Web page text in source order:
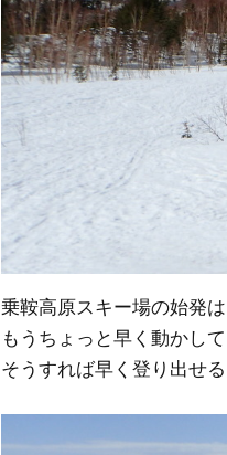
乗鞍高原スキー場の始発
もうちょっと早く動かし
そうすれば早く登り出せる